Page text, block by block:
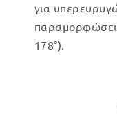
για
178°).